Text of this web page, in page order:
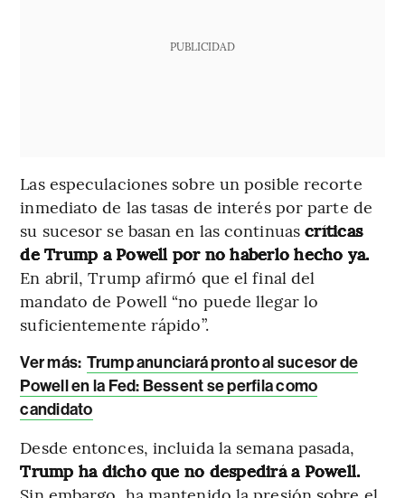
PUBLICIDAD
Las especulaciones sobre un posible recorte
inmediato de las tasas de interés por parte de
su sucesor se basan en las continuas críticas
de Trump a Powell por no haberlo hecho ya.
En abril, Trump afirmó que el final del
mandato de Powell “no puede llegar lo
suficientemente rápido”.
Ver más: Trump anunciará pronto al sucesor de
Powell en la Fed: Bessent se perfila como
candidato
Desde entonces, incluida la semana pasada,
Trump ha dicho que no despedirá a Powell.